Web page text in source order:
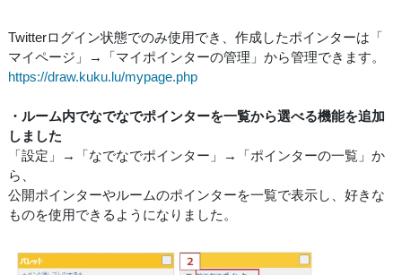
Twitterログイン状態でのみ使用でき、作成したポインターは「
マイページ」→「マイポインターの管理」から管理できます。
https://draw.kuku.lu/mypage.php
・ルーム内でなでなでポインターを一覧から選べる機能を追加
しました
「設定」→「なでなでポインター」→「ポインターの一覧」か
ら、
公開ポインターやルームのポインターを一覧で表示し、好きな
ものを使用できるようになりました。